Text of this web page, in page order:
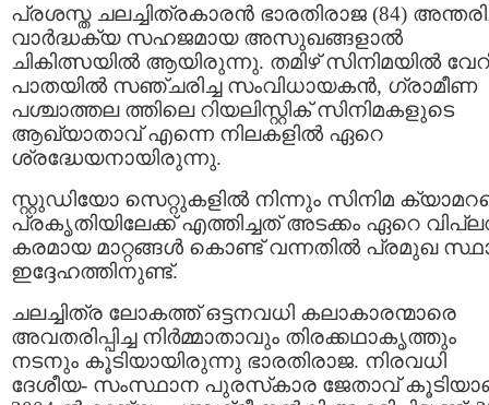
പ്രശസ്ത ചലച്ചിത്രകാരൻ ഭാരതിരാജ (84)
വാർദ്ധക്യ സഹജമായ അസുഖങ്ങളാൽ
ചികിത്സയിൽ ആയിരുന്നു. തമിഴ് സിനിമയിൽ
പാതയിൽ സഞ്ചരിച്ച സംവിധായകൻ, ഗ്രാമീണ
പശ്ചാത്തല ത്തിലെ റിയലിസ്റ്റിക് സിനിമകളുടെ
ആഖ്യാതാവ് എന്നെ നിലകളിൽ ഏറെ
ശ്രദ്ധേയനായിരുന്നു.
സ്റ്റുഡിയോ സെറ്റുകളിൽ നിന്നും സിനിമ
പ്രകൃതിയിലേക്ക് എത്തിച്ചത് അടക്കം ഏറെ
കരമായ മാറ്റങ്ങൾ കൊണ്ട് വന്നതിൽ പ്രമുഖ
ഇദ്ദേഹത്തിനുണ്ട്.
ചലച്ചിത്ര ലോകത്ത് ഒട്ടനവധി കലാകാരന്മാരെ
അവതരിപ്പിച്ച നിർമ്മാതാവും തിരക്കഥാകൃത്തും
നടനും കൂടിയായിരുന്നു ഭാരതിരാജ. നിരവധി
ദേശീയ- സംസ്ഥാന പുരസ്‌കാര ജേതാവ്